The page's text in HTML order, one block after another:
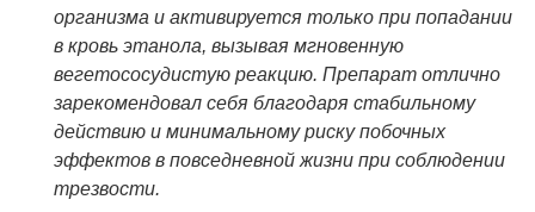
организма и активируется только при попадании
в кровь этанола, вызывая мгновенную
вегетососудистую реакцию. Препарат отлично
зарекомендовал себя благодаря стабильному
действию и минимальному риску побочных
эффектов в повседневной жизни при соблюдении
трезвости.